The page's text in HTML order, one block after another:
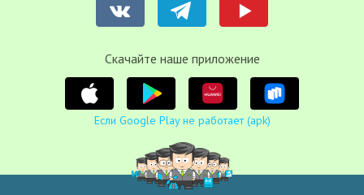
Cкачайте наше приложение
Если Google Play не работает (apk)